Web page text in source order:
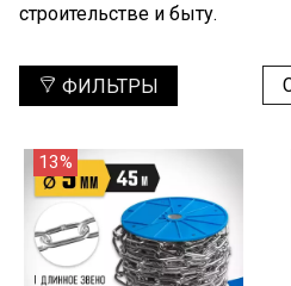
строительстве и быту.
ФИЛЬТРЫ
13%